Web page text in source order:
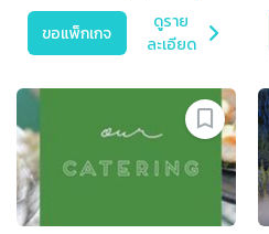
ขอแพ็กเกจ
ดูราย
ละเอียด